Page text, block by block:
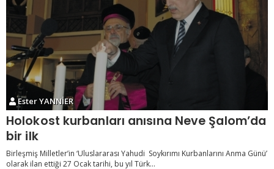
Ester YANNİER
Holokost kurbanları anısına Neve Şalom’da
bir ilk
Birleşmiş Milletler’in ‘Uluslararası Yahudi Soykırımı Kurbanlarını Anma Günü’
olarak ilan ettiği 27 Ocak tarihi, bu yıl Türk...